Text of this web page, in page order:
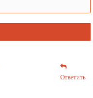
Ответить